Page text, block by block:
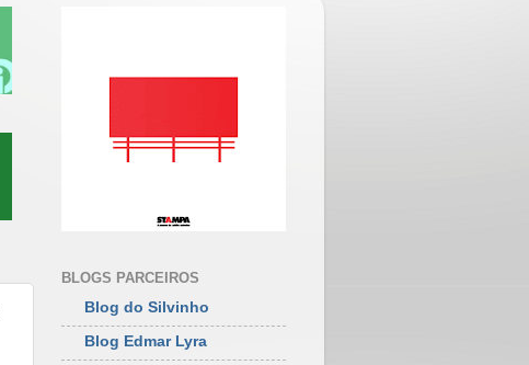
BLOGS PARCEIROS
Blog do Silvinho
Blog Edmar Lyra